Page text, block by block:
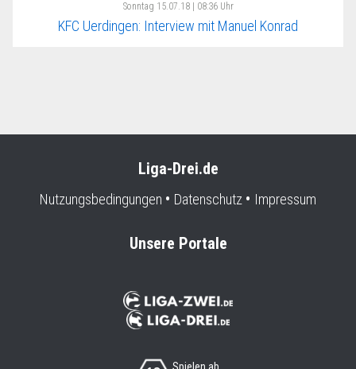
Sonntag 15.07.18 | 08:36 Uhr
KFC Uerdingen: Interview mit Manuel Konrad
Liga-Drei.de
Nutzungsbedingungen Datenschutz Impressum
Unsere Portale